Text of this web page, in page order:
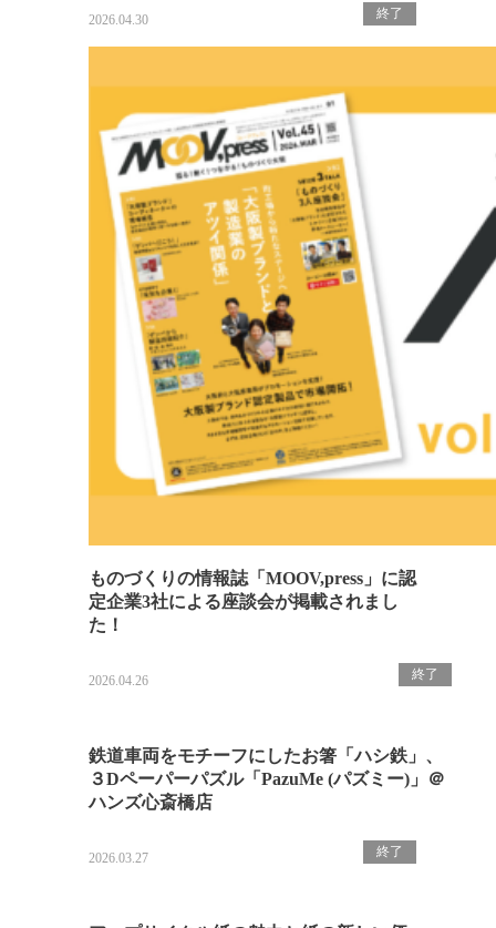
2026.04.30 終了
ものづくりの情報誌「MOOV,press」に認
定企業3社による座談会が掲載されまし
た！
2026.04.26 終了
鉄道車両をモチーフにしたお箸「ハシ鉄」、
３Dペーパーパズル「PazuMe (パズミー)」＠
ハンズ心斎橋店
2026.03.27 終了